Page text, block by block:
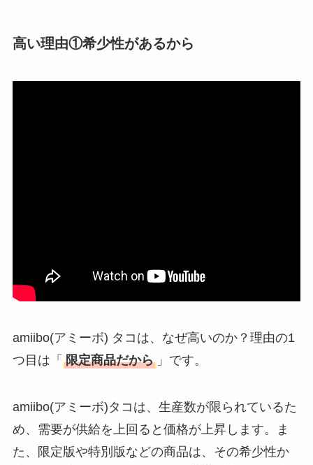
たまごっちみーつは
なぜ高い？なぜ人
高い理由①希少性があるから
amiibo(アミーボ) タコは、なぜ高いのか？理由の1
つ目は「 限定商品だから 」です。
amiibo(アミーボ)タコは、生産数が限られているた
め、需要が供給を上回ると価格が上昇します。ま
た、限定版や特別版などの商品は、その希少性か